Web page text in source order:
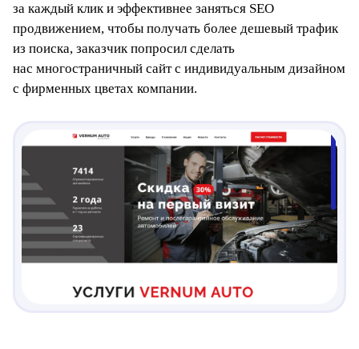
за каждый клик и эффективнее заняться SEO
продвижением, чтобы получать более дешевый трафик
из поиска, заказчик попросил сделать
нас многостраничный сайт с индивидуальным дизайном
с фирменных цветах компании.